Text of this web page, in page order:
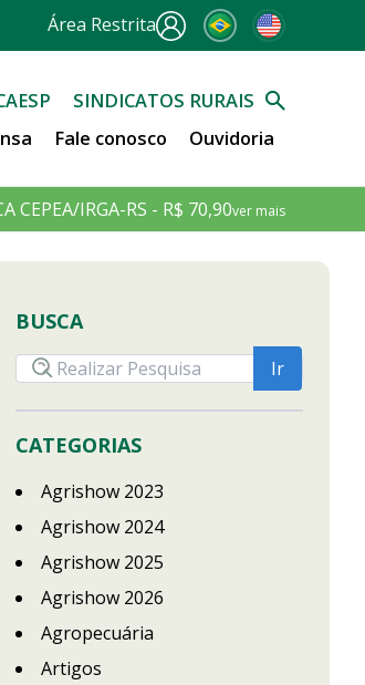
Área Restrita
SINDICATOS RURAIS
Fale conosco Ouvidoria
CEPEA/IRGA-RS - R$ 70,90ver mais
BUSCA
CATEGORIAS
Agrishow 2023
Agrishow 2024
Agrishow 2025
Agrishow 2026
Agropecuária
Artigos